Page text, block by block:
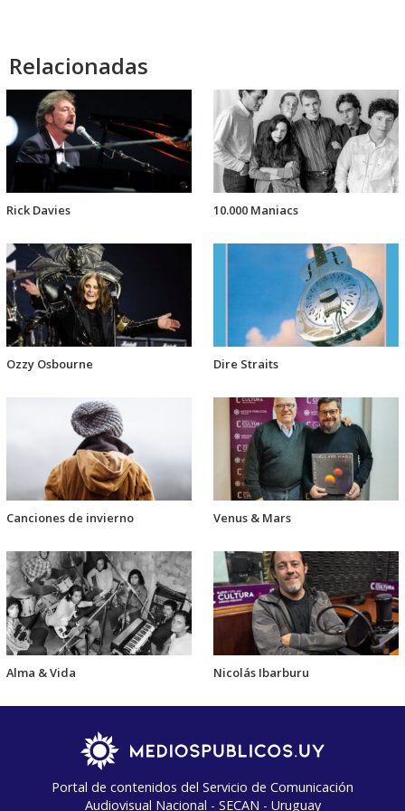
Relacionadas
Rick Davies 10.000 Maniacs
Ozzy Osbourne Dire Straits
Canciones de invierno Venus & Mars
Alma & Vida Nicolás Ibarburu
Portal de contenidos del Servicio de Comunicación
Audiovisual Nacional - SECAN - Uruguay